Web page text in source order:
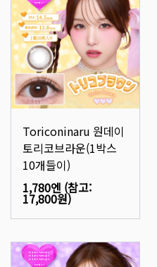
Toriconinaru 원데이
토리코브라운(1박스
10개들이)
1,780엔 (참고:
17,800원)